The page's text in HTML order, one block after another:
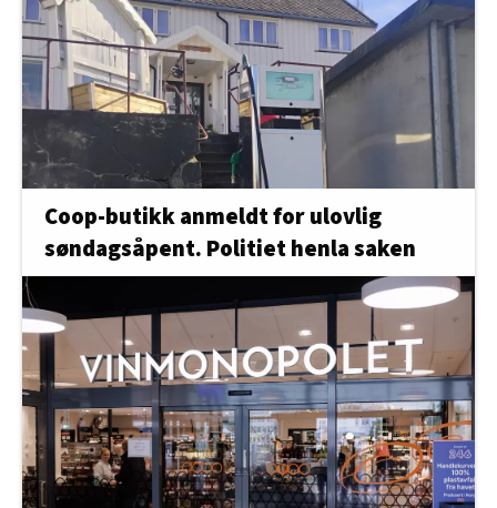
Coop-butikk anmeldt for ulovlig
søndagsåpent. Politiet henla saken